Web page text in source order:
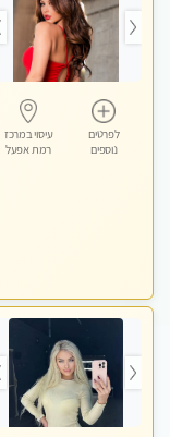
לפרטים
נוספים
עיסוי במרכז
רמת אפעל